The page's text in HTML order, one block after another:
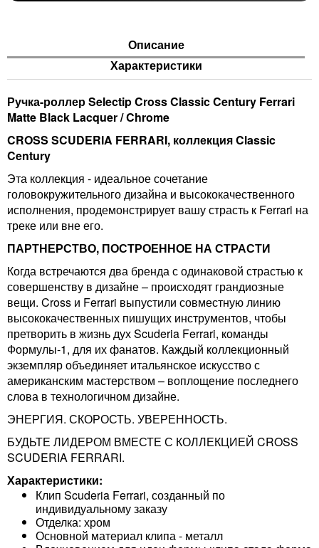
Описание
Характеристики
Ручка-роллер Selectip Cross Classic Century Ferrari
Matte Black Lacquer / Chrome
CROSS SCUDERIA FERRARI, коллекция Classic
Century
Эта коллекция - идеальное сочетание
головокружительного дизайна и высококачественного
исполнения, продемонстрирует вашу страсть к Ferrari на
треке или вне его.
ПАРТНЕРСТВО, ПОСТРОЕННОЕ НА СТРАСТИ
Когда встречаются два бренда с одинаковой страстью к
совершенству в дизайне – происходят грандиозные
вещи. Cross и Ferrari выпустили совместную линию
высококачественных пишущих инструментов, чтобы
претворить в жизнь дух Scuderia Ferrari, команды
Формулы-1, для их фанатов. Каждый коллекционный
экземпляр объединяет итальянское искусство с
американским мастерством – воплощение последнего
слова в технологичном дизайне.
ЭНЕРГИЯ. СКОРОСТЬ. УВЕРЕННОСТЬ.
БУДЬТЕ ЛИДЕРОМ ВМЕСТЕ С КОЛЛЕКЦИЕЙ CROSS
SCUDERIA FERRARI.
Характеристики:
Клип Scuderia Ferrari, созданный по
индивидуальному заказу
Отделка: хром
Основной материал клипа - металл